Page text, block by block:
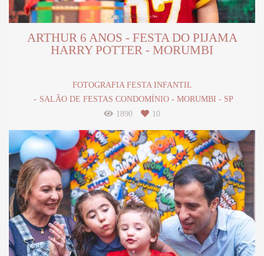
ARTHUR 6 ANOS - FESTA DO PIJAMA
HARRY POTTER - MORUMBI
FOTOGRAFIA FESTA INFANTIL
SALÃO DE FESTAS CONDOMÍNIO - MORUMBI - SP
1890
10